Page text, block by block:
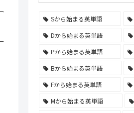
Sから始まる英単語
Dから始まる英単語
Pから始まる英単語
Bから始まる英単語
Fから始まる英単語
Mから始まる英単語